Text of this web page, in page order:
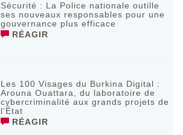
Sécurité : La Police nationale outille
ses nouveaux responsables pour une
gouvernance plus efficace
RÉAGIR
Les 100 Visages du Burkina Digital :
Arouna Ouattara, du laboratoire de
cybercriminalité aux grands projets de
l’État
RÉAGIR